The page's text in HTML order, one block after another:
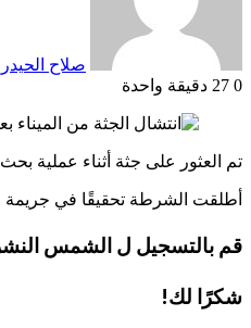
صلاح
0
دقيقة واحدة
تم العثور على جثة أثناء عملية
أطلقت الشرطة تحقيقًا في جريمة قتل واعتقلت ثلاثة
قم بالتسجيل لالشمس
شكرًا لك!